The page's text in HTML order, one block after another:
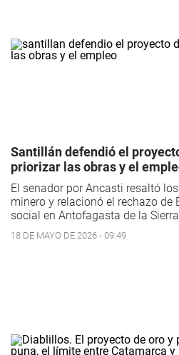
Santillán defendió el
priorizar las obras y el
El senador por Ancasti resaltó
minero y relacionó el rechazo de
social en Antofagasta de la
18 DE MAYO DE 2026 - 09:49